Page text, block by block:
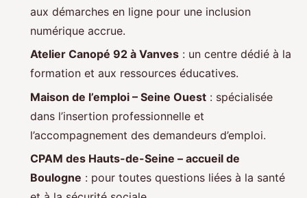
aux démarches en ligne pour une inclusion
numérique accrue.
Atelier Canopé 92 à Vanves : un centre dédié à la
formation et aux ressources éducatives.
Maison de l’emploi – Seine Ouest : spécialisée
dans l’insertion professionnelle et
l’accompagnement des demandeurs d’emploi.
CPAM des Hauts-de-Seine – accueil de
Boulogne : pour toutes questions liées à la santé